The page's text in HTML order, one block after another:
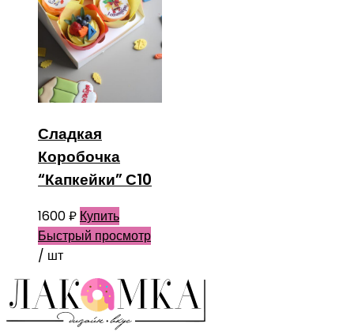
Сладкая
Коробочка
“Капкейки” С10
1600₽ Купить
Быстрый просмотр
/ шт